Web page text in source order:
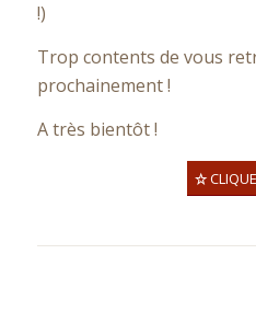
!)
Trop contents de vous
prochainement !
A très bientôt !